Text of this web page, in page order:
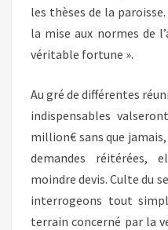
les thèses de la
la mise aux normes de
véritable fortune ».
Au gré de différentes
indispensables
million€ sans que
demandes réitérées,
moindre devis. Culte du
interrogeons tout
terrain concerné par la